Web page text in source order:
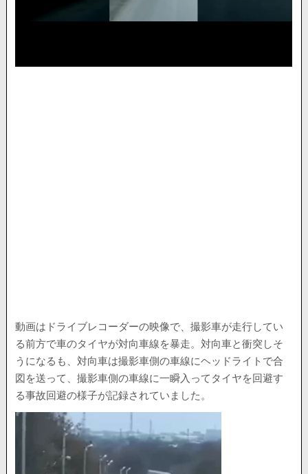
動画はドライブレコーダーの映像で、撮影車が走行してい
る前方で車のタイヤが対向車線を暴走。対向車と衝突しそ
うになるも、対向車は撮影車側の車線にヘッドライトで合
図を送って、撮影車側の車線に一瞬入ってタイヤを回避す
る事故回避の様子が記録されていました。